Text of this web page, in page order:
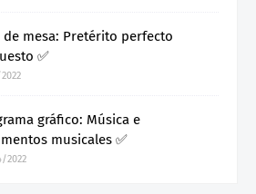
de mesa: Pretérito perfecto
✅
gráfico: Música e
musicales ✅
2022